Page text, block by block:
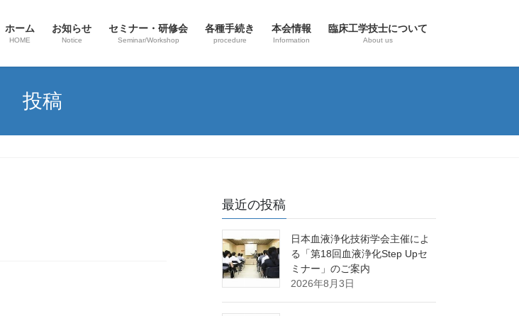
ホーム
HOME
お知らせ
Notice
セミナー・研修会
Seminar/Workshop
各種手続き
procedure
本会情報
Information
臨床工学技士について
About us
投稿
最近の投稿
日本血液浄化技術学会主催によ
る「第18回血液浄化Step Upセ
ミナー」のご案内
2026年8月3日